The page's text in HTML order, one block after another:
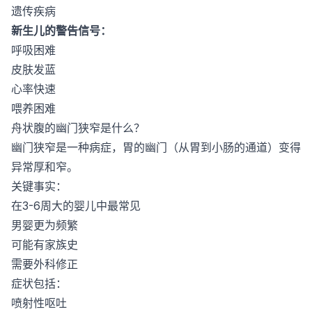
遗传疾病
新生儿的警告信号：
呼吸困难
皮肤发蓝
心率快速
喂养困难
舟状腹的幽门狭窄是什么？
幽门狭窄是一种病症，胃的幽门（从胃到小肠的通道）变得
异常厚和窄。
关键事实：
在3-6周大的婴儿中最常见
男婴更为频繁
可能有家族史
需要外科修正
症状包括：
喷射性呕吐